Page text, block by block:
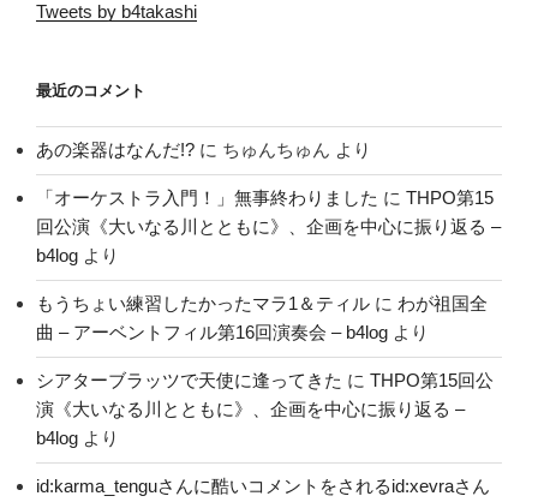
Tweets by b4takashi
最近のコメント
あの楽器はなんだ!? に ちゅんちゅん より
「オーケストラ入門！」無事終わりました に THPO第15
回公演《大いなる川とともに》、企画を中心に振り返る –
b4log より
もうちょい練習したかったマラ1＆ティル に わが祖国全
曲 – アーベントフィル第16回演奏会 – b4log より
シアターブラッツで天使に逢ってきた に THPO第15回公
演《大いなる川とともに》、企画を中心に振り返る –
b4log より
id:karma_tenguさんに酷いコメントをされるid:xevraさん